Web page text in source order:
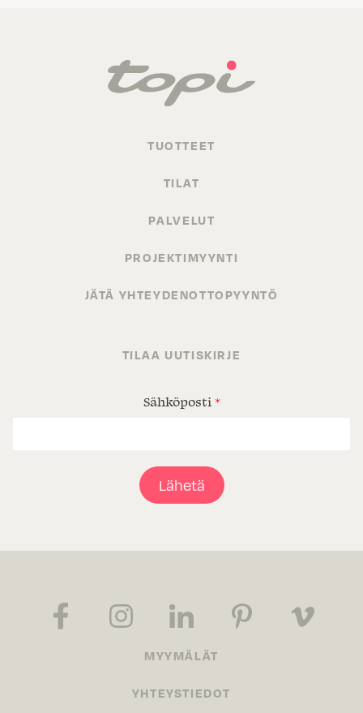
TUOTTEET
TILAT
PALVELUT
PROJEKTIMYYNTI
JÄTÄ YHTEYDENOTTOPYYNTÖ
TILAA UUTISKIRJE
Sähköposti *
Lähetä
MYYMÄLÄT
YHTEYSTIEDOT